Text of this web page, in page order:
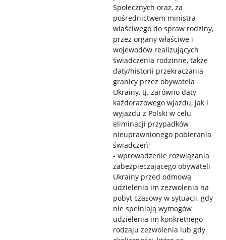
Społecznych oraz, za
pośrednictwem ministra
właściwego do spraw rodziny,
przez organy właściwe i
wojewodów realizujących
świadczenia rodzinne, także
daty/historii przekraczania
granicy przez obywatela
Ukrainy, tj. zarówno daty
każdorazowego wjazdu, jak i
wyjazdu z Polski w celu
eliminacji przypadków
nieuprawnionego pobierania
świadczeń;
- wprowadzenie rozwiązania
zabezpieczającego obywateli
Ukrainy przed odmową
udzielenia im zezwolenia na
pobyt czasowy w sytuacji, gdy
nie spełniają wymogów
udzielenia im konkretnego
rodzaju zezwolenia lub gdy